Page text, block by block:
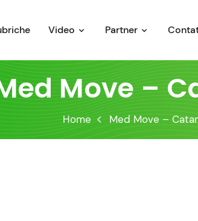
Video Partner
Move –
Home Med Move –